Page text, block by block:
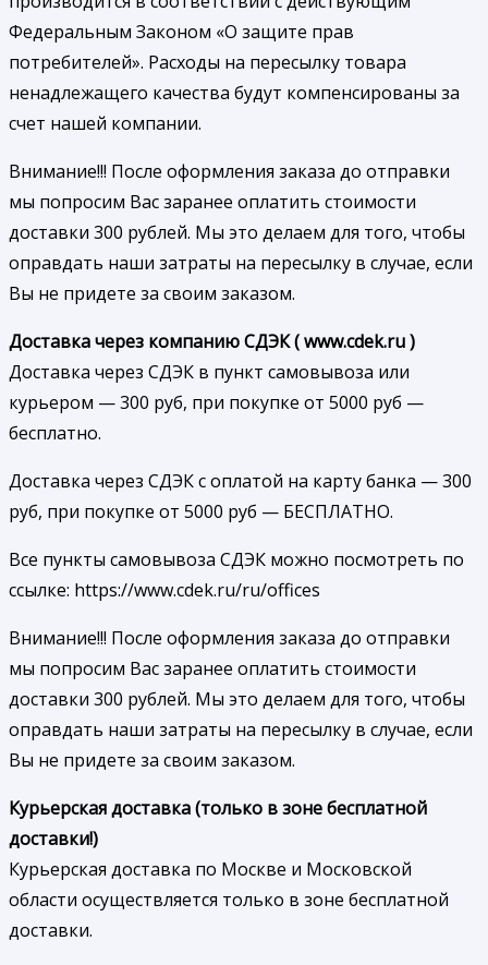
Федеральным Законом «О защите прав
потребителей». Расходы на пересылку товара
ненадлежащего качества будут компенсированы за
счет нашей компании.
Внимание!!! После оформления заказа до отправки
мы попросим Вас заранее оплатить стоимости
доставки 300 рублей. Мы это делаем для того, чтобы
оправдать наши затраты на пересылку в случае, если
Вы не придете за своим заказом.
Доставка через компанию СДЭК ( www.cdek.ru )
Доставка через СДЭК в пункт самовывоза или
курьером — 300 руб, при покупке от 5000 руб —
бесплатно.
Доставка через СДЭК с оплатой на карту банка — 300
руб, при покупке от 5000 руб — БЕСПЛАТНО.
Все пункты самовывоза СДЭК можно посмотреть по
ссылке: https://www.cdek.ru/ru/offices
Внимание!!! После оформления заказа до отправки
мы попросим Вас заранее оплатить стоимости
доставки 300 рублей. Мы это делаем для того, чтобы
оправдать наши затраты на пересылку в случае, если
Вы не придете за своим заказом.
Курьерская доставка (только в зоне бесплатной
доставки!)
Курьерская доставка по Москве и Московской
области осуществляется только в зоне бесплатной
доставки.